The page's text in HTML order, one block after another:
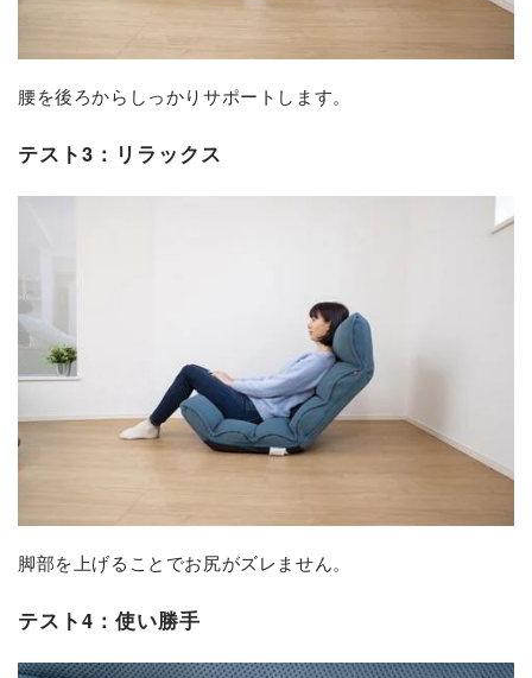
腰を後ろからしっかりサポートします。
テスト3：リラックス
脚部を上げることでお尻がズレません。
テスト4：使い勝手